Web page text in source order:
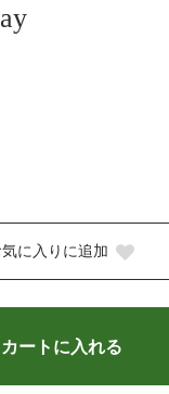
気に入りに追加
カートに入れる